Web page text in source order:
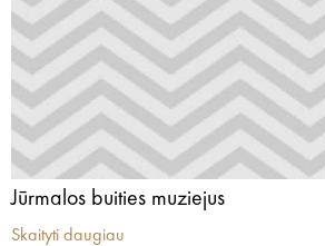
Jūrmalos buities muziejus
Skaityti daugiau